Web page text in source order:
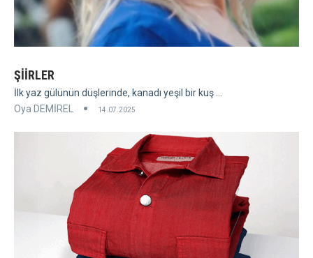
ŞİİRLER
İlk yaz gülünün düşlerinde, kanadı yeşil bir kuş ...
Oya DEMİREL
14.07.2025